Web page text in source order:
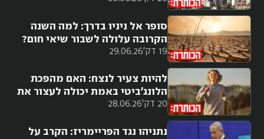
19 דק' 29.06.26
סופר אל ניניו בדרך: למה השנה
הקרובה עלולה לשבור שיאי חום?
20 דק' 28.06.26
להיות צעיר לנצח: האם מהפכת
הלונג׳ביטי באמת יכולה לעצור את
הזיקנה?
נתניהו נגד הפריימריז: הקרב על